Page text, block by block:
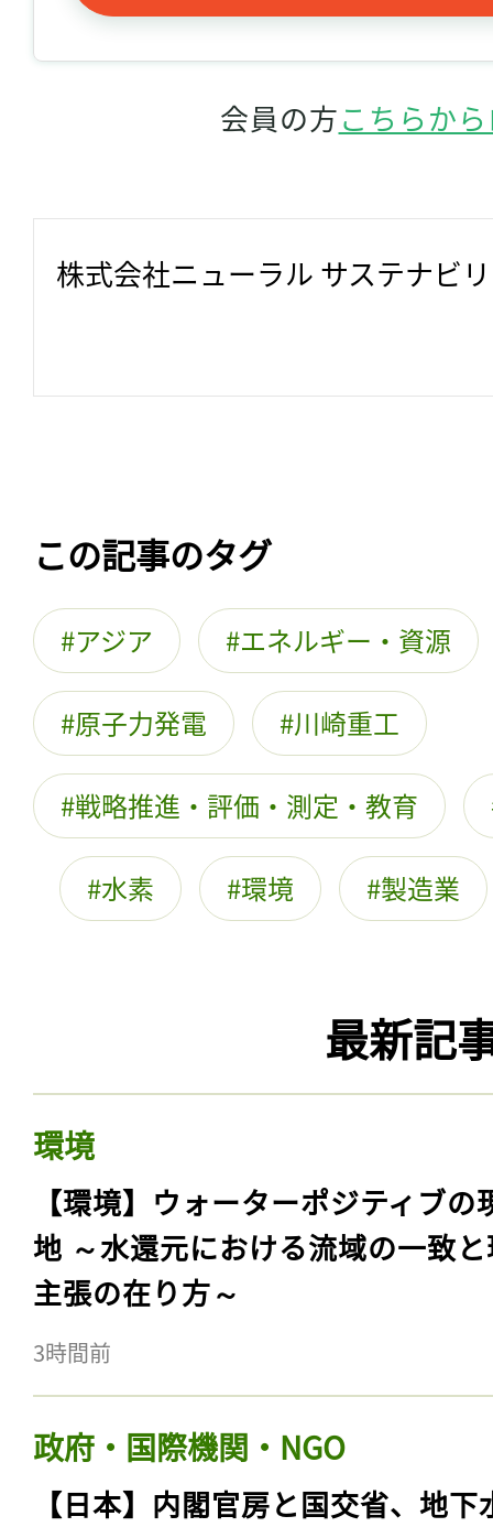
会員の方こちらか
株式会社ニューラル サステナビ
この記事のタグ
アジア エネルギー・資源
原子力発電 川崎重工
戦略推進・評価・測定・教育
水素 環境 製造業
最新記
環境
【環境】ウォーターポジティブの
地 ～水還元における流域の一致
主張の在り方～
3時間前
政府・国際機関・NGO
【日本】内閣官房と国交省、地下